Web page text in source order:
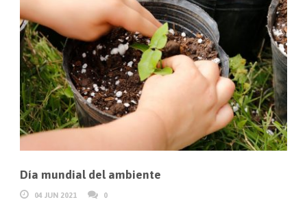
Día mundial del ambiente
04 JUN 2021 0